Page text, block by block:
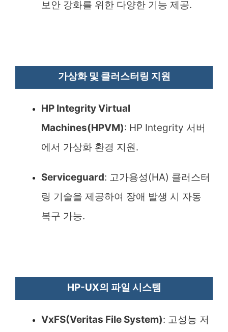
보안 강화를 위한 다양한 기능 제공.
가상화 및 클러스터링 지원
HP Integrity Virtual
Machines(HPVM): HP Integrity 서버
에서 가상화 환경 지원.
Serviceguard: 고가용성(HA) 클러스터
링 기술을 제공하여 장애 발생 시 자동
복구 가능.
HP-UX의 파일 시스템
VxFS(Veritas File System): 고성능 저